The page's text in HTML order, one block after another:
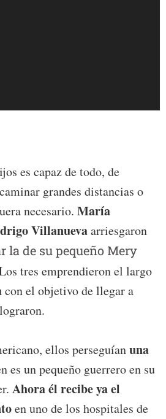
es capaz de todo, de
grandes distancias o
necesario. María
Villanuevaarriesgaron
la de su pequeño Mery
tres emprendieron el largo
con el objetivo de llegar a
ellos perseguíanuna
es un pequeño guerrero en su
Ahora él recibe ya el
en uno de los hospitales de